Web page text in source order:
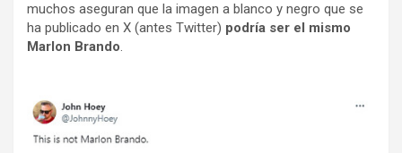
muchos aseguran que la imagen a blanco y negro que se
ha publicado en X (antes Twitter) podría ser el mismo
Marlon Brando.